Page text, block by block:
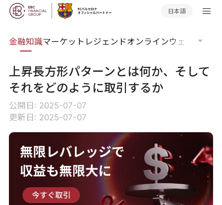
日本語
金融知識マーケットレジェンドオンラインウェビナー
上昇長方形パターンとは何か、そして
それをどのように取引するか
公開日: 2025-07-07
更新日: 2025-07-07